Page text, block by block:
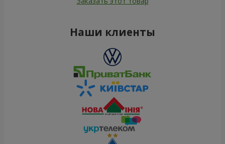
Наши клиенты